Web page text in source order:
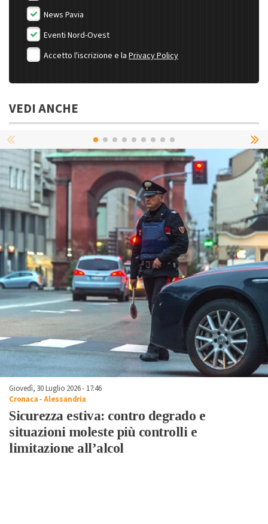
News Pavia
Eventi Nord-Ovest
Accetto l'iscrizione e la Privacy Policy
VEDI ANCHE
Giovedì, 30 Luglio 2026 - 17:46
Cronaca-Alessandria
Sicurezza estiva: contro degrado e
situazioni moleste più controlli e
limitazione all’alcol